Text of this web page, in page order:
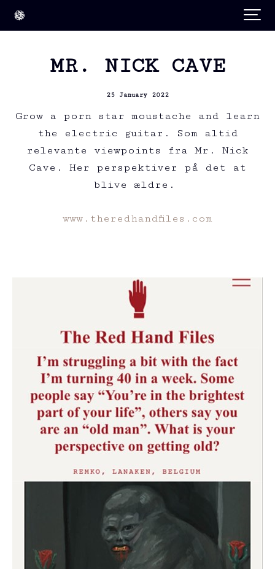
MR. NICK CAVE
25 January 2022
Grow a porn star moustache and learn
the electric guitar. Som altid
relevante viewpoints fra Mr. Nick
Cave. Her perspektiver på det at
blive ældre.
www.theredhandfiles.com